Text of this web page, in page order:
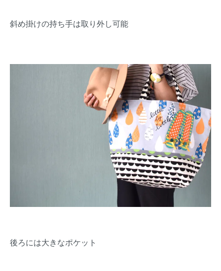
斜め掛けの持ち手は取り外し可能
後ろには大きなポケット